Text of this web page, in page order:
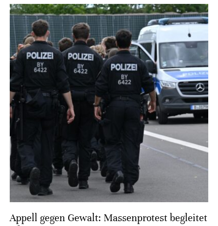
Appell gegen Gewalt: Massenprotest begleitet